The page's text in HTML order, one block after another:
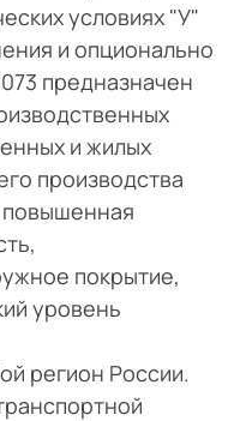
условиях "У"
и опционально
предназначен
и жилых
производства
покрытие,
уровень
регион России.